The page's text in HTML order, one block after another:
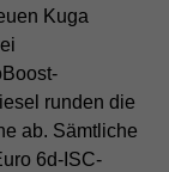
Kuga
runden die
ab. Sämtliche
6d-ISC-